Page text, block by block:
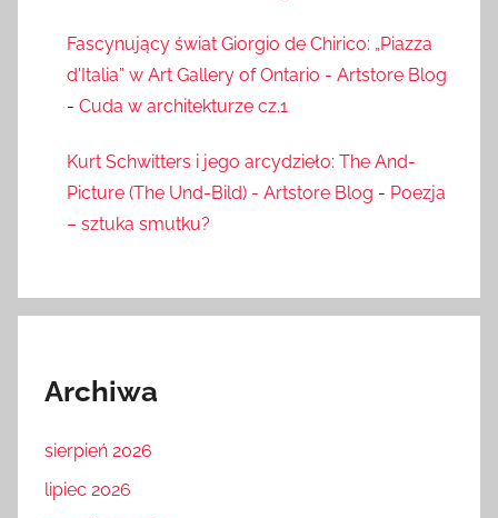
Fascynujący świat Giorgio de Chirico: „Piazza
d'Italia” w Art Gallery of Ontario - Artstore Blog
- Cuda w architekturze cz.1
Kurt Schwitters i jego arcydzieło: The And-
Picture (The Und-Bild) - Artstore Blog - Poezja
– sztuka smutku?
Archiwa
sierpień 2026
lipiec 2026